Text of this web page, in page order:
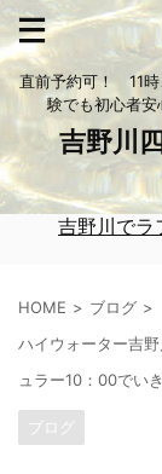
直前予約可！ 11時
験でも初心者安
吉野川
吉野川でラ
HOME
ブログ
ハイウォーター吉
ュラー10：00で
ブログ